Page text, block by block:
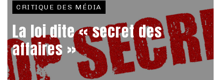
CRITIQUE DES MÉDIA
La loi dite « secret des
affaires »